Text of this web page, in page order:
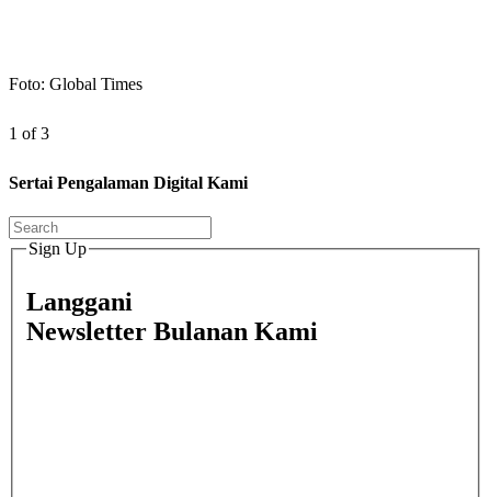
Foto: Global Times
1 of 3
Sertai Pengalaman Digital Kami
Sign Up
Langgani
Newsletter Bulanan Kami